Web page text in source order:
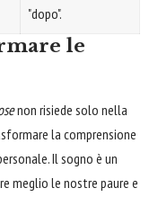
"dopo".
le
non risiede solo nella
la comprensione
Il sogno è un
meglio le nostre paure e